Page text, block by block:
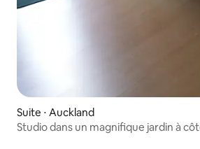
Suite ⋅ Auckland
Studio dans un magnifique jardin à